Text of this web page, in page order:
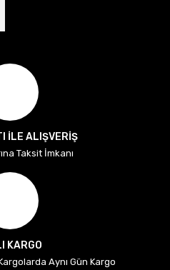
İLE ALIŞVERİŞ
Taksit İmkanı
KARGO
Aynı Gün Kargo